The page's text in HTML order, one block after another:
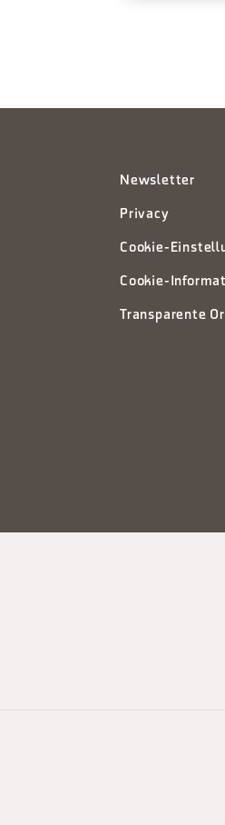
Newsletter
Privacy
Cookie-
Cookie-
Transparente